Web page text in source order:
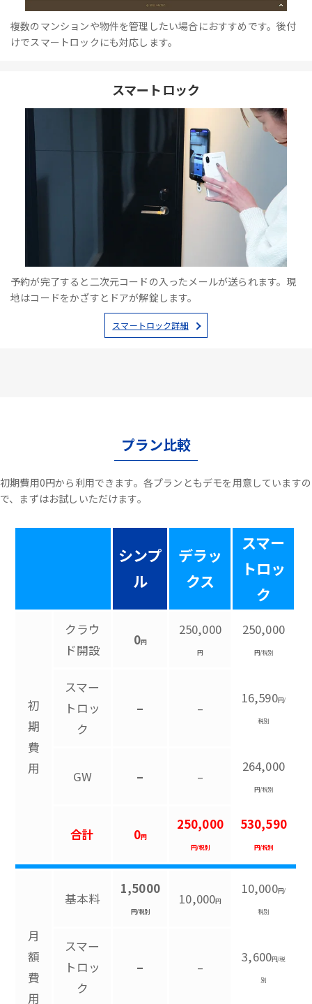
複数のマンションや物件を管理したい場合におすすめです。後付
けでスマートロックにも対応します。
スマートロック
予約が完了すると二次元コードの入ったメールが送られます。現
地はコードをかざすとドアが解錠します。
スマートロック詳細
プラン比較
初期費用0円から利用できます。各プランともデモを用意していますの
で、まずはお試しいただけます。
シンプ
ル
デラッ
クス
スマー
トロッ
ク
初
期
費
用
クラウ
ド開設
0円
250,000
円
250,000
円/税別
スマー
トロッ
ク
– –
16,590円/
税別
GW – –
264,000
円/税別
合計 0円
250,000
円/税別
530,590
円/税別
月
額
費
用
基本料
1,5000
円/税別
10,000円
10,000円/
税別
スマー
トロッ
ク
– –
3,600円/税
別